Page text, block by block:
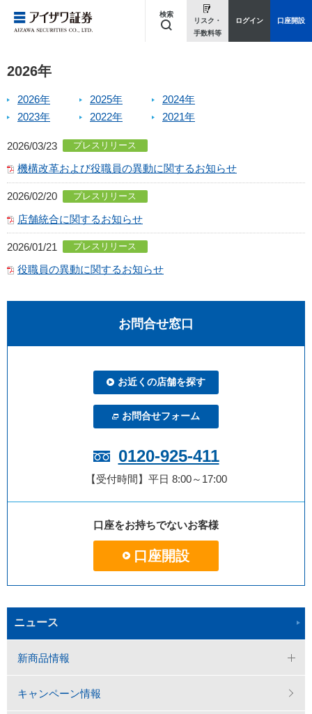
検索
キーワードを入力してください
リスク・
手数料等
ログイン 口座開設
2026年
2026年 2025年
2024年
2023年
2022年 2021年
2026/03/23 プレスリリース
機構改革および役職員の異動に関するお知らせ
2026/02/20 プレスリリース
店舗統合に関するお知らせ
2026/01/21 プレスリリース
役職員の異動に関するお知らせ
お問合せ窓口
お近くの店舗を探す
お問合せフォーム
0120-925-411
【受付時間】平日 8:00～17:00
口座をお持ちでないお客様
口座開設
ニュース
新商品情報
キャンペーン情報